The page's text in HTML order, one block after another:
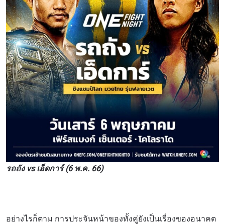
รถถัง vs เอ็ดการ์ (6 พ.ค. 66)
อย่างไรก็ตาม การประจันหน้าของทั้งคู่ยังเป็นเรื่องของอนาคต